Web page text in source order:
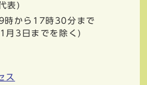
表)
時から17時30分まで
月3日までを除く)
ス